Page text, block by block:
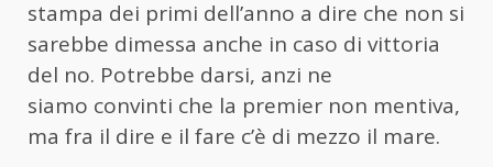
stampa dei primi dell’anno a dire che non si
sarebbe dimessa anche in caso di vittoria
del no. Potrebbe darsi, anzi ne
siamo convinti che la premier non mentiva,
ma fra il dire e il fare c’è di mezzo il mare.